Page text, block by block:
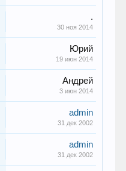
.
30 ноя 2014
Юрий
19 июн 2014
Андрей
3 июн 2014
admin
31 дек 2002
admin
31 дек 2002